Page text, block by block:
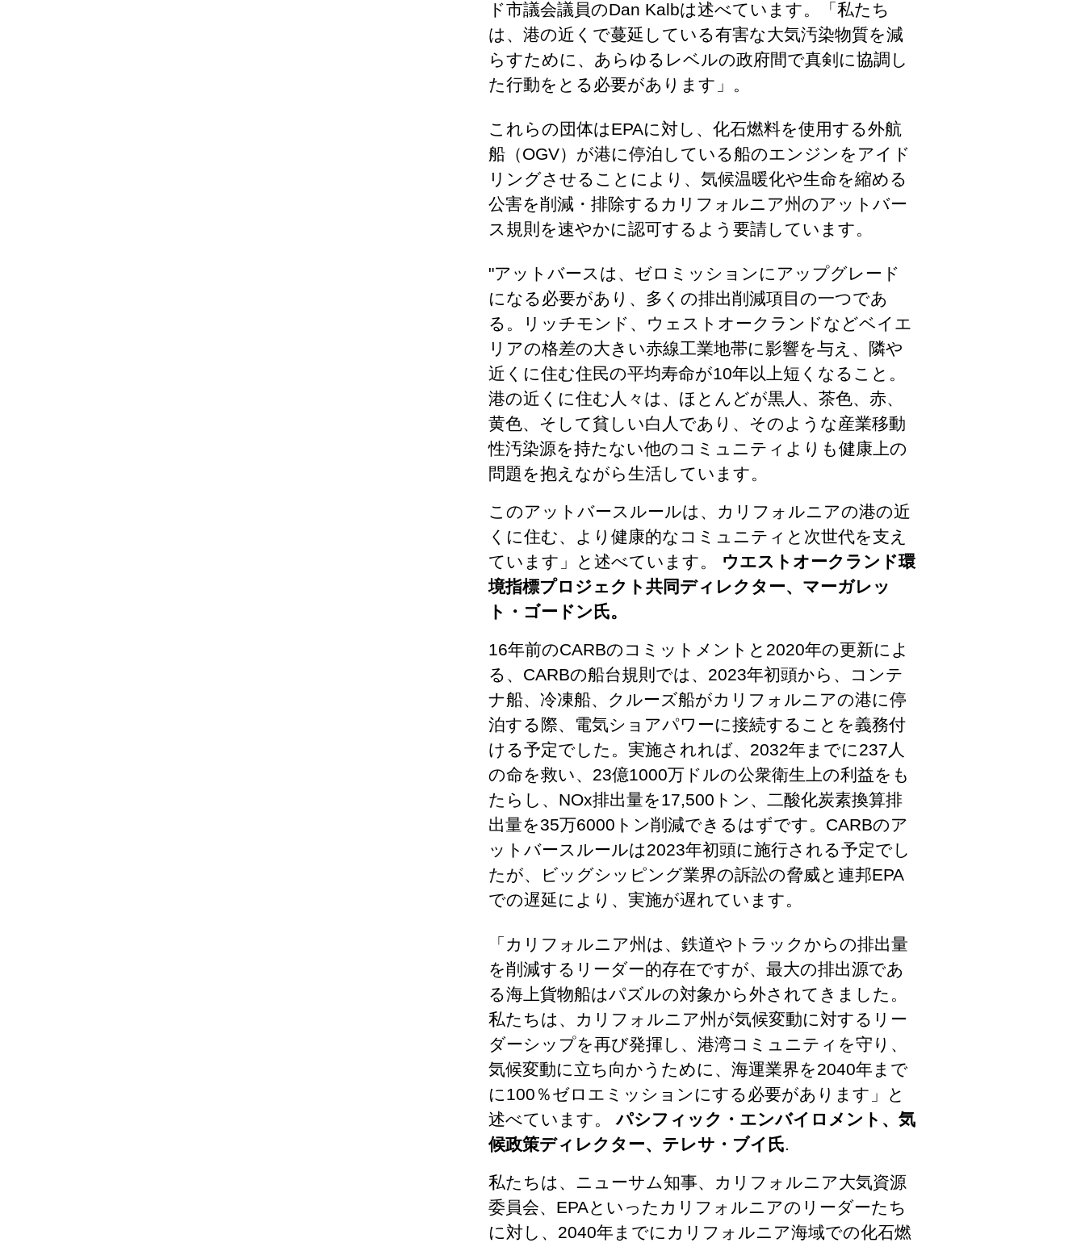
ド市議会議員のDan Kalbは述べています。「私たち
は、港の近くで蔓延している有害な大気汚染物質を減
らすために、あらゆるレベルの政府間で真剣に協調し
た行動をとる必要があります」。
これらの団体はEPAに対し、化石燃料を使用する外航
船（OGV）が港に停泊している船のエンジンをアイド
リングさせることにより、気候温暖化や生命を縮める
公害を削減・排除するカリフォルニア州のアットバー
ス規則を速やかに認可するよう要請しています。
"アットバースは、ゼロミッションにアップグレード
になる必要があり、多くの排出削減項目の一つであ
る。リッチモンド、ウェストオークランドなどベイエ
リアの格差の大きい赤線工業地帯に影響を与え、隣や
近くに住む住民の平均寿命が10年以上短くなること。
港の近くに住む人々は、ほとんどが黒人、茶色、赤、
黄色、そして貧しい白人であり、そのような産業移動
性汚染源を持たない他のコミュニティよりも健康上の
問題を抱えながら生活しています。
このアットバースルールは、カリフォルニアの港の近
くに住む、より健康的なコミュニティと次世代を支え
ています」と述べています。 ウエストオークランド環
境指標プロジェクト共同ディレクター、マーガレッ
ト・ゴードン氏。
16年前のCARBのコミットメントと2020年の更新によ
る、 CARBの船台規則では、2023年初頭から、コンテ
ナ船、冷凍船、クルーズ船がカリフォルニアの港に停
泊する際、電気ショアパワーに接続することを義務付
ける予定でした。実施されれば、2032年までに237人
の命を救い、23億1000万ドルの公衆衛生上の利益をも
たらし、NOx排出量を17,500トン、二酸化炭素換算排
出量を35万6000トン削減できるはずです。CARBのア
ットバースルールは2023年初頭に施行される予定でし
たが、ビッグシッピング業界の訴訟の脅威と連邦EPA
での遅延により、実施が遅れています。
「カリフォルニア州は、鉄道やトラックからの排出量
を削減するリーダー的存在ですが、最大の排出源であ
る海上貨物船はパズルの対象から外されてきました。
私たちは、カリフォルニア州が気候変動に対するリー
ダーシップを再び発揮し、港湾コミュニティを守り、
気候変動に立ち向かうために、海運業界を2040年まで
に100％ゼロエミッションにする必要があります」と
述べています。パシフィック・エンバイロメント、気
候政策ディレクター、テレサ・ブイ氏.
私たちは、ニューサム知事、カリフォルニア大気資源
委員会、EPAといったカリフォルニアのリーダーたち
に対し、2040年までにカリフォルニア海域での化石燃